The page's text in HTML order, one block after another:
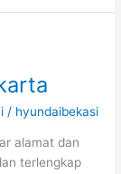
/ hyundaibekasi
alamat dan
terlengkap